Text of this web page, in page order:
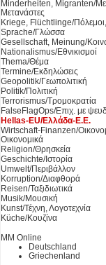
Minderheiten, Migranten/
Μετανάστες
Kriege, Flüchtlinge/
Sprache/Γλώσσα
Gesellschaft, Meinung/
Nationalismus/Εθνικισμοί
Thema/Θέμα
Termine/Εκδηλώσεις
Geopolitik/Γεωπολιτική
Politik/Πολιτική
Terrorismus/Τρομοκρατία
FalseFlagOps/Επιχ. με
Hellas-EU/Ελλάδα-Ε.Ε.
Wirtschaft-Finanzen/
Οικονομικά
Religion/Θρησκεία
Geschichte/Ιστορία
Umwelt/Περιβάλλον
Korruption/Διαφθορά
Reisen/Ταξιδιωτικά
Musik/Μουσική
Kunst/Τέχνη, Λογοτεχνία
Küche/Κουζίνα
MM Online
Deutschland
Griechenland